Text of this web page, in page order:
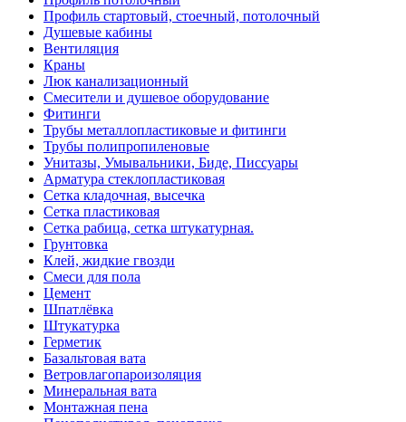
Профиль стартовый, стоечный, потолочный
Душевые кабины
Вентиляция
Краны
Люк канализационный
Смесители и душевое оборудование
Фитинги
Трубы металлопластиковые и фитинги
Трубы полипропиленовые
Унитазы, Умывальники, Биде, Писсуары
Арматура стеклопластиковая
Сетка кладочная, высечка
Сетка пластиковая
Сетка рабица, сетка штукатурная.
Грунтовка
Клей, жидкие гвозди
Смеси для пола
Цемент
Шпатлёвка
Штукатурка
Герметик
Базальтовая вата
Ветровлагопароизоляция
Минеральная вата
Монтажная пена